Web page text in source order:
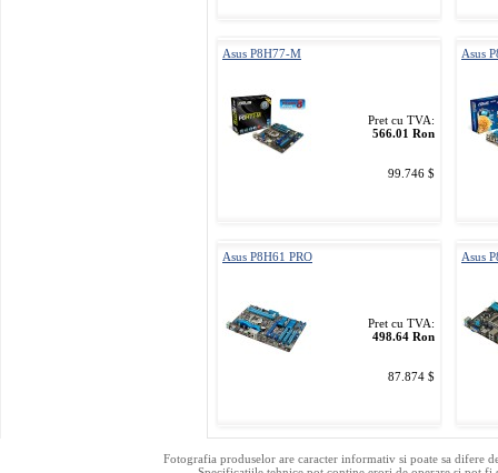
Asus P8H77-M
Pret cu TVA:
566.01 Ron
99.746 $
Asus
Asus P8H61 PRO
Pret cu TVA:
498.64 Ron
87.874 $
Asus
Fotografia produselor are caracter informativ si poate sa difere